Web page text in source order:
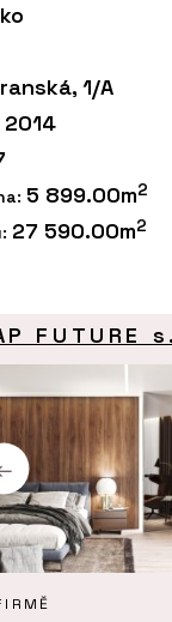
1/A
2014
5 899.00m2
27 590.00m2
FUTURE